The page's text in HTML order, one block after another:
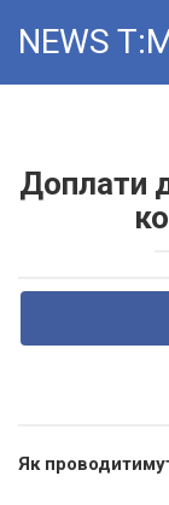
NEWS
Доплати
Як